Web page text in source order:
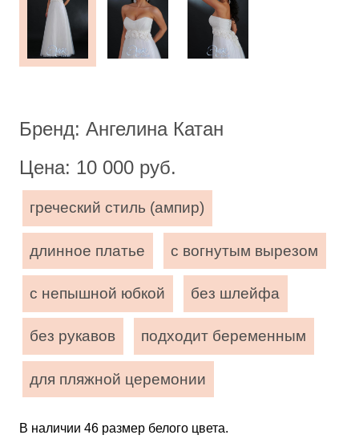
Бренд: Ангелина Катан
Цена: 10 000 руб.
греческий стиль (ампир)
длинное платье с вогнутым вырезом
с непышной юбкой без шлейфа
без рукавов подходит беременным
для пляжной церемонии
В наличии 46 размер белого цвета.